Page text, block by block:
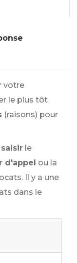
votre
le plus tôt
(raisons) pour
saisir le
d'appel ou la
Il y a une
dans le